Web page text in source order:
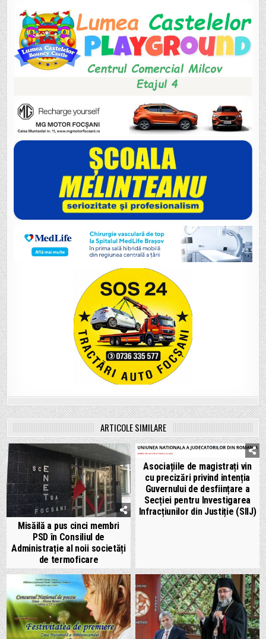
ARTICOLE SIMILARE
Misăilă a pus cinci membri
PSD în Consiliul de
Administrație al noii societăți
de termoficare
Asociațiile de magistrați vin
cu precizări privind intenția
Guvernului de desființare a
Secției pentru Investigarea
Infracțiunilor din Justiție (SIIJ)